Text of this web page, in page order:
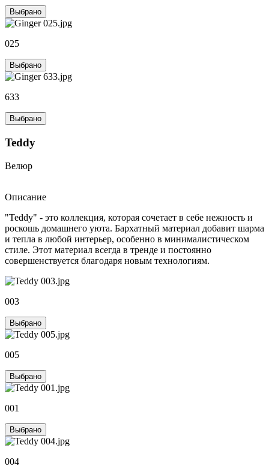
Выбрано
025
Выбрано
633
Выбрано
Teddy
Велюр
Описание
"Teddy" - это коллекция, которая сочетает в себе нежность и
роскошь домашнего уюта. Бархатный материал добавит шарма
и тепла в любой интерьер, особенно в минималистическом
стиле. Этот материал всегда в тренде и постоянно
совершенствуется благодаря новым технологиям.
003
Выбрано
005
Выбрано
001
Выбрано
004